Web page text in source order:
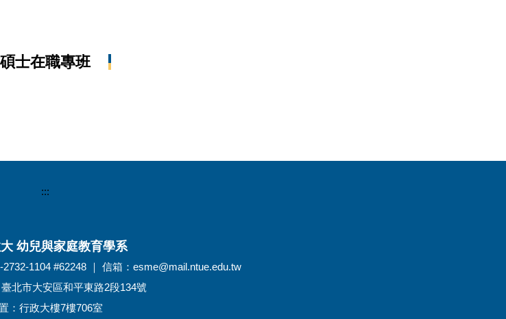
碩士在職專班
:::
幼兒與家庭教育學系
1104 #62248 ｜ 信箱：esme@mail.ntue.edu.tw
北市大安區和平東路2段134號
：行政大樓7樓706室